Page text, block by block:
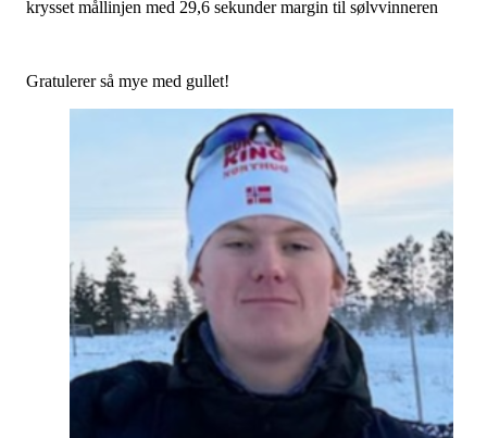
krysset mållinjen med 29,6 sekunder margin til sølvvinneren
Gratulerer så mye med gullet!